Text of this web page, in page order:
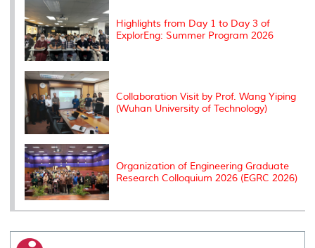
Highlights from Day 1 to Day 3 of
ExplorEng: Summer Program 2026
Collaboration Visit by Prof. Wang Yiping
(Wuhan University of Technology)
Organization of Engineering Graduate
Research Colloquium 2026 (EGRC 2026)